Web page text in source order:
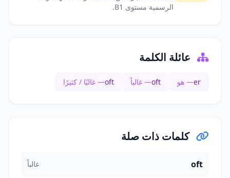
الرسمية مستوى B1.
عائلة الكلمة
er— هو oft— غالباً oft— غالبًا / كثيرًا
كلمات ذات صلة
oft غالباً